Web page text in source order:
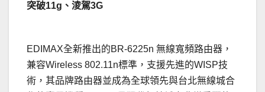
突破11g、淩駕3G
EDIMAX全新推出的BR-6225n 無線寬頻路由器，
兼容Wireless 802.11n標準，支援先進的WISP技
術，其品牌路由器並成為全球領先與台北無線城合